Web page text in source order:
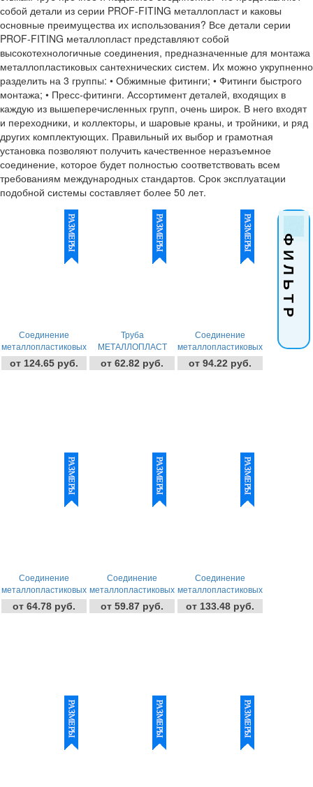
собой детали из серии PROF-FITING металлопласт и каковы
основные преимущества их использования? Все детали серии
PROF-FITING металлопласт представляют собой
высокотехнологичные соединения, предназначенные для монтажа
металлопластиковых сантехнических систем. Их можно укрупненно
разделить на 3 группы: • Обжимные фитинги; • Фитинги быстрого
монтажа; • Пресс-фитинги. Ассортимент деталей, входящих в
каждую из вышеперечисленных групп, очень широк. В него входят
и переходники, и коллекторы, и шаровые краны, и тройники, и ряд
других комплектующих. Правильный их выбор и грамотная
установка позволяют получить качественное неразъемное
соединение, которое будет полностью соответствовать всем
требованиям международных стандартов. Срок эксплуатации
подобной системы составляет более 50 лет.
Ф И Л Ь Т Р
Соединение
металлопластиковых
труб тройник Цанг.-
Штуц. Tim
от 124.65 руб.
Труба
МЕТАЛЛОПЛАСТ
"TIM" made in ITALY
от 62.82 руб.
Соединение
металлопластиковых
труб уголок Цанг.-
Внут. Tim
от 94.22 руб.
Соединение
металлопластиковых
труб прямая Цанг.-
Внут. Tim
от 64.78 руб.
Соединение
металлопластиковых
труб прямая Цанг.-
Штуц. Tim
от 59.87 руб.
Соединение
металлопластиковых
труб тройник Цанг.-
Цанг. Tim
от 133.48 руб.